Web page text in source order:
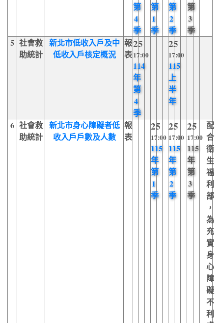
第
4
季
第
1
季
第
2
季
第
3
季
5 社會救
助統計
新北市低收入戶及中
低收入戶核定概況
報
表
25
17:00
114
年
第
4
季
25
17:00
115
上
半
年
6 社會救
助統計
新北市身心障礙者低
收入戶戶數及人數
報
表
25
17:00
115
年
第
1
季
25
17:00
115
年
第
2
季
25
17:00
115
年
第
3
季
配
合
衛
生
福
利
部
，
為
充
實
身
心
障
礙
不
利